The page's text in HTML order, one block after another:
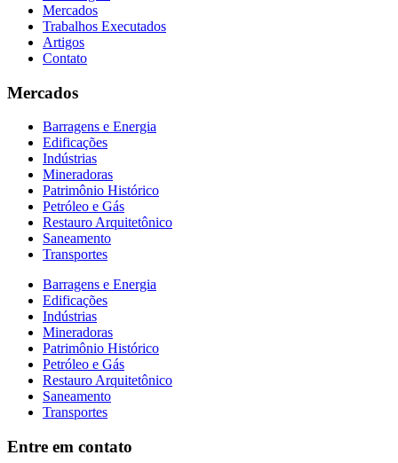
Mercados
Trabalhos Executados
Artigos
Contato
Mercados
Barragens e Energia
Edificações
Indústrias
Mineradoras
Patrimônio Histórico
Petróleo e Gás
Restauro Arquitetônico
Saneamento
Transportes
Barragens e Energia
Edificações
Indústrias
Mineradoras
Patrimônio Histórico
Petróleo e Gás
Restauro Arquitetônico
Saneamento
Transportes
Entre em contato